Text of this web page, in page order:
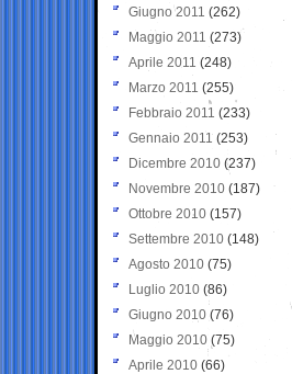
Giugno 2011 (262)
Maggio 2011 (273)
Aprile 2011 (248)
Marzo 2011 (255)
Febbraio 2011 (233)
Gennaio 2011 (253)
Dicembre 2010 (237)
Novembre 2010 (187)
Ottobre 2010 (157)
Settembre 2010 (148)
Agosto 2010 (75)
Luglio 2010 (86)
Giugno 2010 (76)
Maggio 2010 (75)
Aprile 2010 (66)